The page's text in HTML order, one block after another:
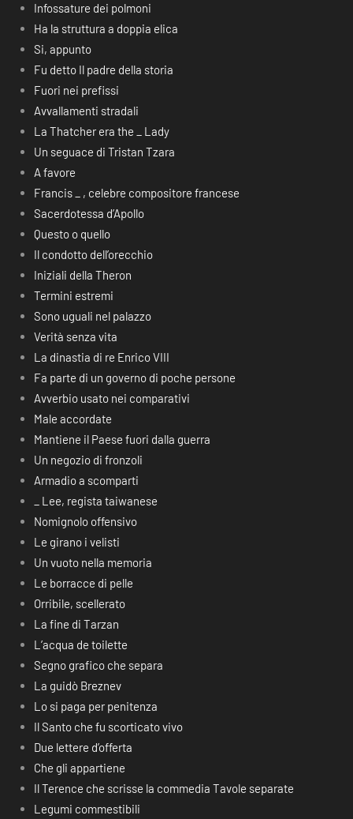
Infossature dei polmoni
Ha la struttura a doppia elica
Si, appunto
Fu detto Il padre della storia
Fuori nei prefissi
Avvallamenti stradali
La Thatcher era the _ Lady
Un seguace di Tristan Tzara
A favore
Francis _ , celebre compositore francese
Sacerdotessa d’Apollo
Questo o quello
Il condotto dell’orecchio
Iniziali della Theron
Termini estremi
Sono uguali nel palazzo
Verità senza vita
La dinastia di re Enrico VIII
Fa parte di un governo di poche persone
Avverbio usato nei comparativi
Male accordate
Mantiene il Paese fuori dalla guerra
Un negozio di fronzoli
Armadio a scomparti
_ Lee, regista taiwanese
Nomignolo offensivo
Le girano i velisti
Un vuoto nella memoria
Le borracce di pelle
Orribile, scellerato
La fine di Tarzan
L’acqua de toilette
Segno grafico che separa
La guidò Breznev
Lo si paga per penitenza
Il Santo che fu scorticato vivo
Due lettere d’offerta
Che gli appartiene
Il Terence che scrisse la commedia Tavole separate
Legumi commestibili